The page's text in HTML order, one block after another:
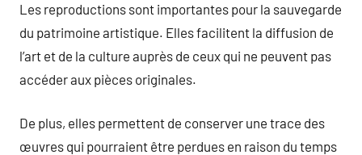
Les reproductions sont importantes pour la sauvegarde
du patrimoine artistique. Elles facilitent la diffusion de
l’art et de la culture auprès de ceux qui ne peuvent pas
accéder aux pièces originales.
De plus, elles permettent de conserver une trace des
œuvres qui pourraient être perdues en raison du temps